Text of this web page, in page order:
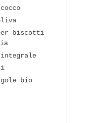
biscotti
bio